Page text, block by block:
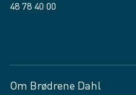
48 78 40 00
Om Brødrene Dahl